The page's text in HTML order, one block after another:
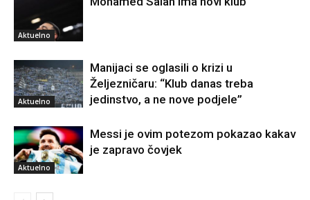
Aktuelno
Aktuelno
Manijaci se oglasili o krizi u
Željezničaru: “Klub danas treba
jedinstvo, a ne nove podjele”
Aktuelno
Messi je ovim potezom pokazao kakav
je zapravo čovjek